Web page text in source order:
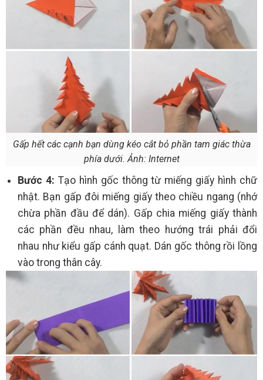
Gấp hết các cạnh bạn dùng kéo cắt bỏ phần tam giác thừa
phía dưới. Ảnh: Internet
Bước 4: Tạo hình gốc thông từ miếng giấy hình chữ
nhật. Bạn gấp đôi miếng giấy theo chiều ngang (nhớ
chừa phần đầu để dán). Gấp chia miếng giấy thành
các phần đều nhau, làm theo hướng trái phải đổi
nhau như kiểu gấp cánh quạt. Dán gốc thông rồi lồng
vào trong thân cây.